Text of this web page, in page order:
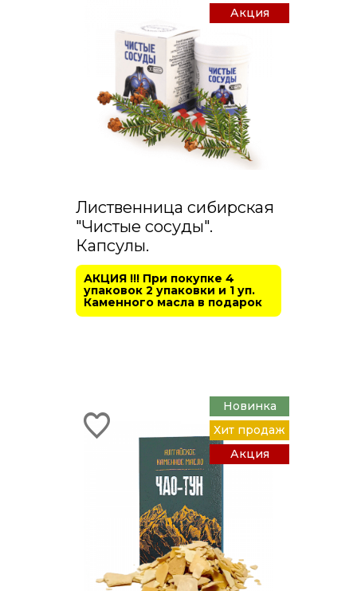
Акция
Лиственница сибирская
"Чистые сосуды".
Капсулы.
АКЦИЯ !!! При покупке 4
упаковок 2 упаковки и 1 уп.
Каменного масла в подарок
Новинка
Хит продаж
Акция